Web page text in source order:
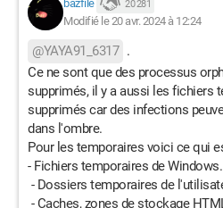
bazfile 20 281
Modifié le 20 avr. 2024 à 12:24
@YAYA91_6317 .
Ce ne sont que des processus
supprimés, il y a aussi les fichiers
supprimés car des infections
dans l'ombre.
Pour les temporaires voici ce qui
- Fichiers temporaires de Windows.
- Dossiers temporaires de
- Caches, zones de stockage